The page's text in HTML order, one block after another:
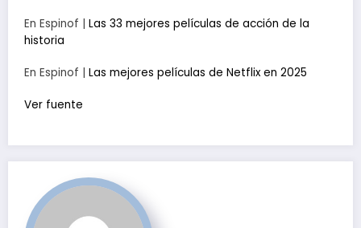
En Espinof | Las 33 mejores películas de acción de la
historia
En Espinof | Las mejores películas de Netflix en 2025
Ver fuente